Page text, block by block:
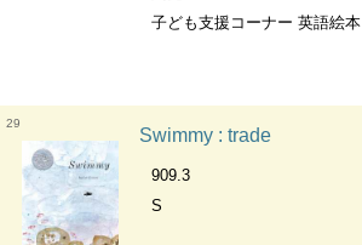
子ども支援コーナー 英語絵本
29
Swimmy : trade
909.3
S